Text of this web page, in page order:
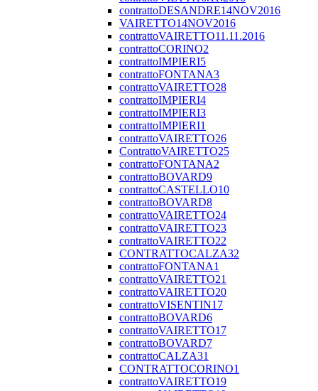
contrattoDESANDRE14NOV2016
VAIRETTO14NOV2016
contrattoVAIRETTO11.11.2016
contrattoCORINO2
contrattoIMPIERI5
contrattoFONTANA3
contrattoVAIRETTO28
contrattoIMPIERI4
contrattoIMPIERI3
contrattoIMPIERI1
contrattoVAIRETTO26
ContrattoVAIRETTO25
contrattoFONTANA2
contrattoBOVARD9
contrattoCASTELLO10
contrattoBOVARD8
contrattoVAIRETTO24
contrattoVAIRETTO23
contrattoVAIRETTO22
CONTRATTOCALZA32
contrattoFONTANA1
contrattoVAIRETTO21
contrattoVAIRETTO20
contrattoVISENTIN17
contrattoBOVARD6
contrattoVAIRETTO17
contrattoBOVARD7
contrattoCALZA31
CONTRATTOCORINO1
contrattoVAIRETTO19